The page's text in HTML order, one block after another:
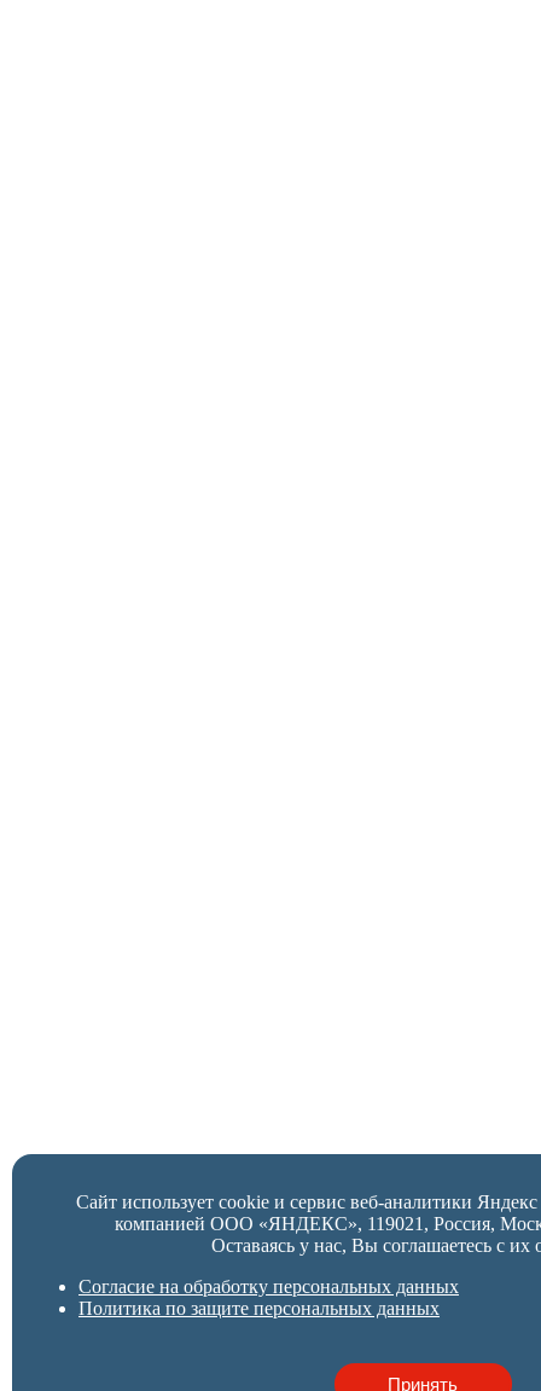
Сайт использует cookie и сервис веб-аналитики
компанией ООО «ЯНДЕКС», 119021, Россия,
Оставаясь у нас, Вы соглашаетесь с их
Согласие на обработку персональных данных
Политика по защите персональных данных
Принять